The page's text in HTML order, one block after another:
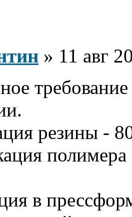
» 11 авг
резины -
в